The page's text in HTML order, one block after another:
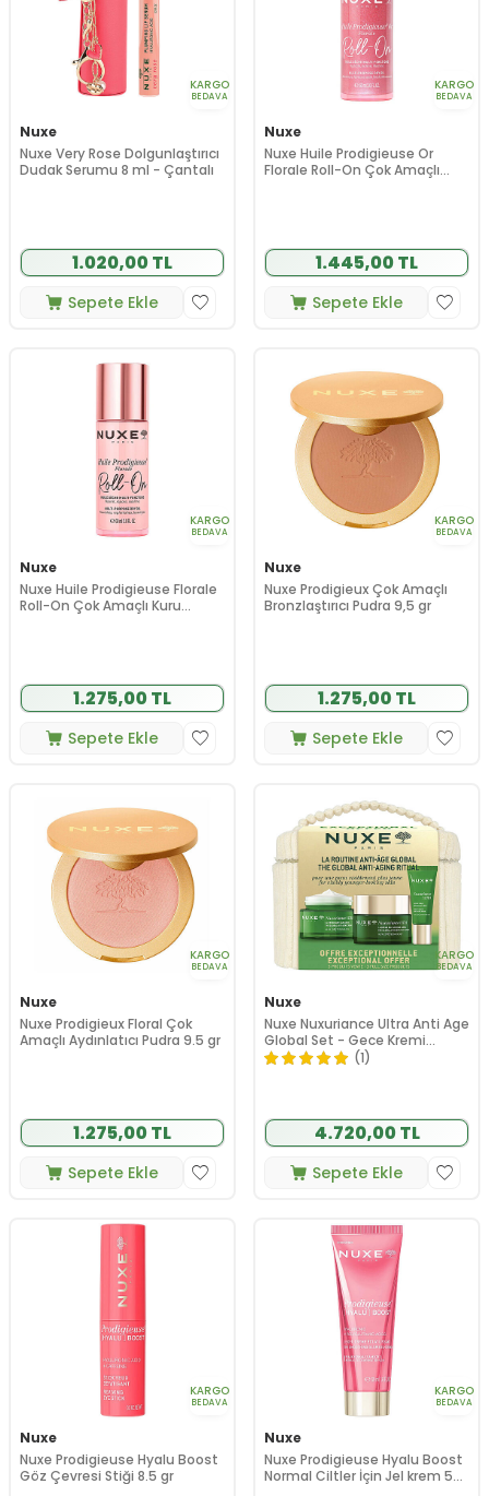
KARGO
BEDAVA
Nuxe
Nuxe Very Rose Dolgunlaştırıcı
Dudak Serumu 8 ml - Çantalı
1.020,00 TL
Sepete Ekle
KARGO
BEDAVA
Nuxe
Nuxe Huile Prodigieuse Or
Florale Roll-On Çok Amaçlı
1.445,00 TL
Sepete Ekle
KARGO
BEDAVA
Nuxe
Nuxe Huile Prodigieuse Florale
Roll-On Çok Amaçlı Kuru
1.275,00 TL
Sepete Ekle
KARGO
BEDAVA
Nuxe
Nuxe Prodigieux Çok Amaçlı
Bronzlaştırıcı Pudra 9,5 gr
1.275,00 TL
Sepete Ekle
KARGO
BEDAVA
Nuxe
Nuxe Prodigieux Floral Çok
Amaçlı Aydınlatıcı Pudra 9.5 gr
1.275,00 TL
Sepete Ekle
KARGO
BEDAVA
Nuxe
Nuxe Nuxuriance Ultra Anti Age
Global Set - Gece Kremi
Hediye
(1)
4.720,00 TL
Sepete Ekle
KARGO
BEDAVA
Nuxe
Nuxe Prodigieuse Hyalu Boost
Göz Çevresi Stiği 8.5 gr
KARGO
BEDAVA
Nuxe
Nuxe Prodigieuse Hyalu Boost
Normal Ciltler İçin Jel krem 50